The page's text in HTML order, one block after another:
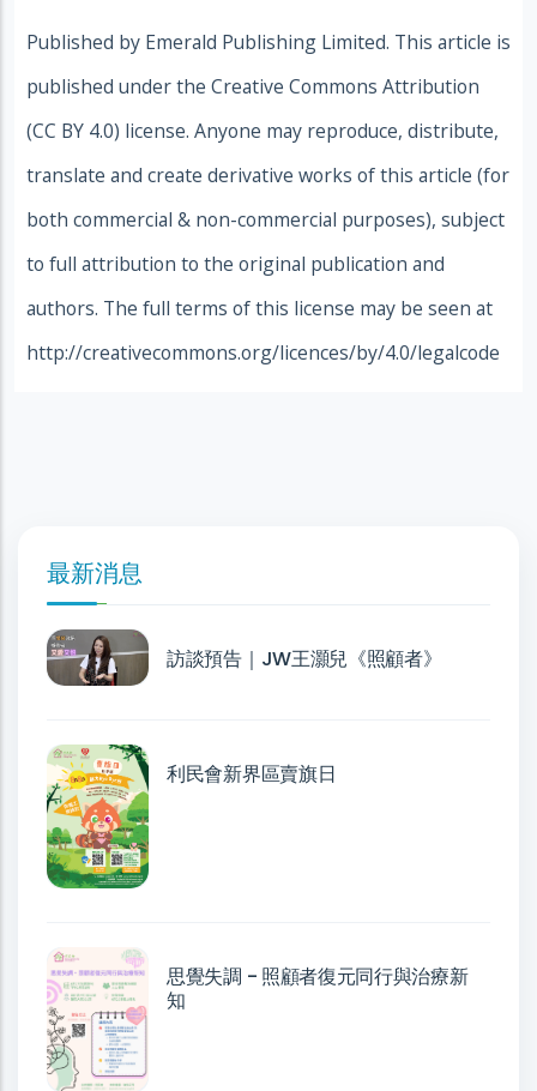
Published by Emerald Publishing Limited. This article is
published under the Creative Commons Attribution
(CC BY 4.0) license. Anyone may reproduce, distribute,
translate and create derivative works of this article (for
both commercial & non-commercial purposes), subject
to full attribution to the original publication and
authors. The full terms of this license may be seen at
http://creativecommons.org/licences/by/4.0/legalcode
最新消息
訪談預告｜JW王灝兒《照顧者》
利民會新界區賣旗日
思覺失調 - 照顧者復元同行與治療新
知